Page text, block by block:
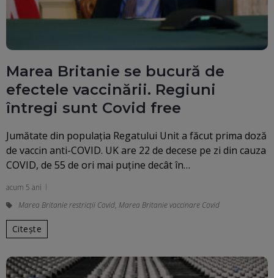
Marea Britanie se bucură de
efectele vaccinării. Regiuni
întregi sunt Covid free
Jumătate din populaţia Regatului Unit a făcut prima doză
de vaccin anti-COVID. UK are 22 de decese pe zi din cauza
COVID, de 55 de ori mai puţine decât în…
acum 5 ani
Marea Britanie restricții Covid, Marea Britanie vaccinare Covid
Citește